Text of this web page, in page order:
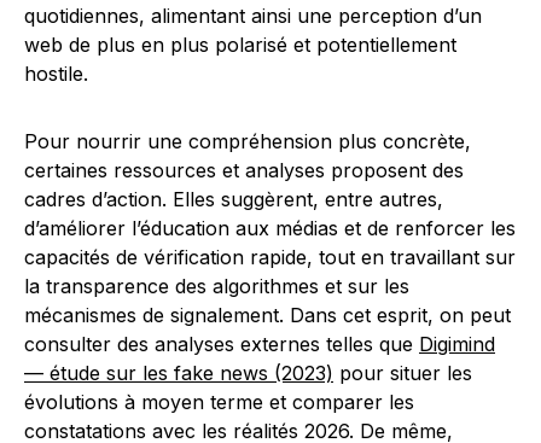
quotidiennes, alimentant ainsi une perception d’un
web de plus en plus polarisé et potentiellement
hostile.
Pour nourrir une compréhension plus concrète,
certaines ressources et analyses proposent des
cadres d’action. Elles suggèrent, entre autres,
d’améliorer l’éducation aux médias et de renforcer les
capacités de vérification rapide, tout en travaillant sur
la transparence des algorithmes et sur les
mécanismes de signalement. Dans cet esprit, on peut
consulter des analyses externes telles que Digimind
— étude sur les fake news (2023) pour situer les
évolutions à moyen terme et comparer les
constatations avec les réalités 2026. De même,